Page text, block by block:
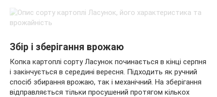
Збір і зберігання врожаю
Копка картоплі сорту Ласунок починається в кінці серпня
і закінчується в середині вересня. Підходить як ручний
спосіб збирання врожаю, так і механічний. На зберігання
відправляється тільки просушений протягом кількох